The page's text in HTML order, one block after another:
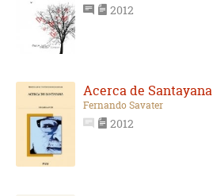
2012
Acerca de Santayana
Fernando Savater
2012